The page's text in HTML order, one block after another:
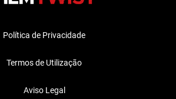
Política de Privacidade
Termos de Utilização
Aviso Legal